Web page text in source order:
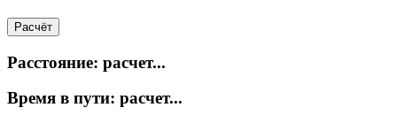
Расчёт
Расстояние: расчет...
Время в пути: расчет...